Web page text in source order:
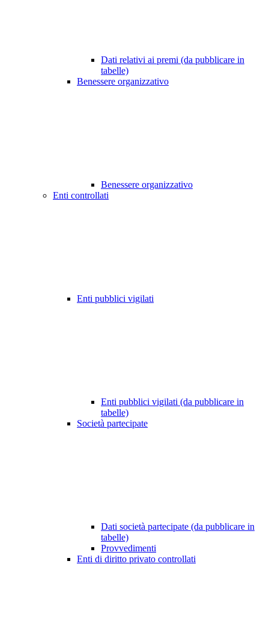
Dati relativi ai premi (da pubblicare in
tabelle)
Benessere organizzativo
Benessere organizzativo
Enti controllati
Enti pubblici vigilati
Enti pubblici vigilati (da pubblicare in
tabelle)
Società partecipate
Dati società partecipate (da pubblicare in
tabelle)
Provvedimenti
Enti di diritto privato controllati